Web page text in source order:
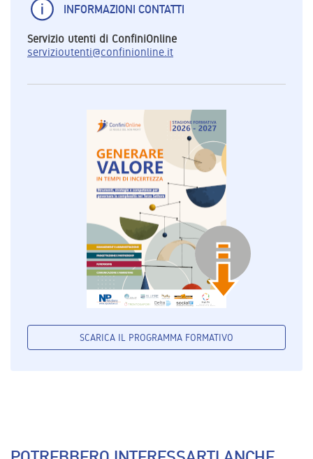
INFORMAZIONI CONTATTI
Servizio utenti di ConfiniOnline
servizioutenti@confinionline.it
SCARICA IL PROGRAMMA FORMATIVO